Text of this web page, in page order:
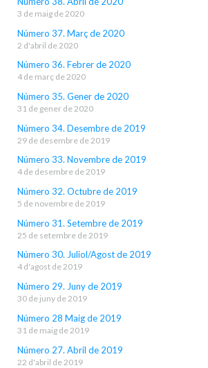
3 de maig de 2020
Número 37. Març de 2020
2 d'abril de 2020
Número 36. Febrer de 2020
4 de març de 2020
Número 35. Gener de 2020
31 de gener de 2020
Número 34. Desembre de 2019
29 de desembre de 2019
Número 33. Novembre de 2019
4 de desembre de 2019
Número 32. Octubre de 2019
5 de novembre de 2019
Número 31. Setembre de 2019
25 de setembre de 2019
Número 30. Juliol/Agost de 2019
4 d'agost de 2019
Número 29. Juny de 2019
30 de juny de 2019
Número 28 Maig de 2019
31 de maig de 2019
Número 27. Abril de 2019
22 d'abril de 2019